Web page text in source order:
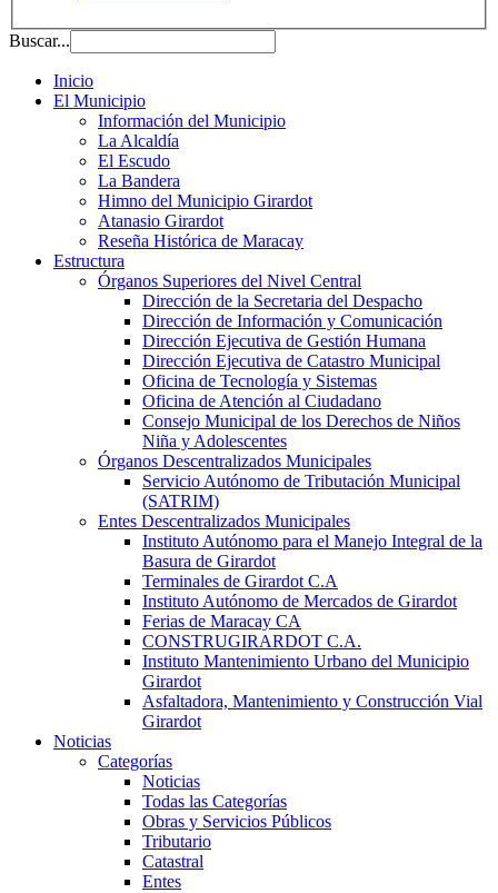
Buscar...
Inicio
El Municipio
Información del Municipio
La Alcaldía
El Escudo
La Bandera
Himno del Municipio Girardot
Atanasio Girardot
Reseña Histórica de Maracay
Estructura
Órganos Superiores del Nivel Central
Dirección de la Secretaria del Despacho
Dirección de Información y Comunicación
Dirección Ejecutiva de Gestión Humana
Dirección Ejecutiva de Catastro Municipal
Oficina de Tecnología y Sistemas
Oficina de Atención al Ciudadano
Consejo Municipal de los Derechos de Niños
Niña y Adolescentes
Órganos Descentralizados Municipales
Servicio Autónomo de Tributación Municipal
(SATRIM)
Entes Descentralizados Municipales
Instituto Autónomo para el Manejo Integral de la
Basura de Girardot
Terminales de Girardot C.A
Instituto Autónomo de Mercados de Girardot
Ferias de Maracay CA
CONSTRUGIRARDOT C.A.
Instituto Mantenimiento Urbano del Municipio
Girardot
Asfaltadora, Mantenimiento y Construcción Vial
Girardot
Noticias
Categorías
Noticias
Todas las Categorías
Obras y Servicios Públicos
Tributario
Catastral
Entes